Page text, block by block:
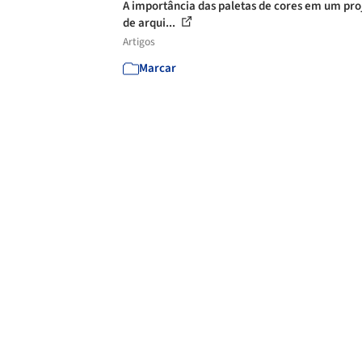
A importância das paletas de cores em um
de arqui...
Artigos
Marcar